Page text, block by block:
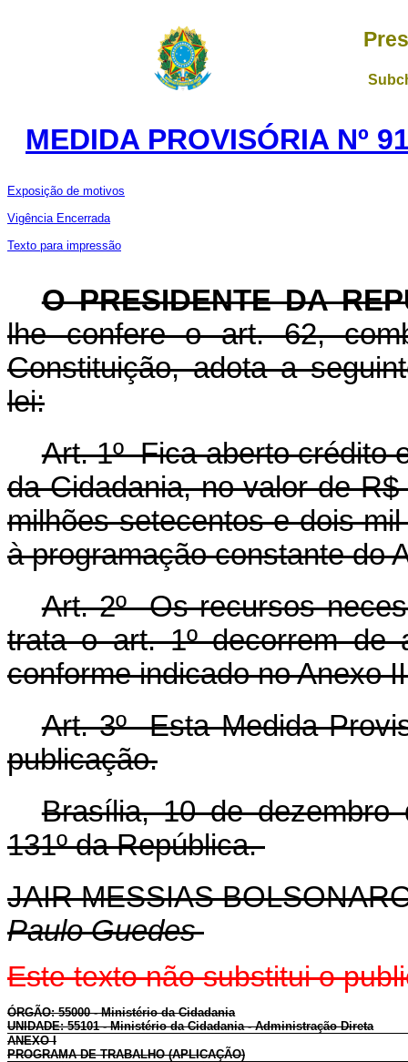
MEDIDA PROVISÓRIA Nº
Exposição de motivos
Vigência Encerrada
Texto para impressão
O PRESIDENTE DA
lhe confere o art. 62,
Constituição, adota a
lei:
Art. 1º Fica aberto crédito
da Cidadania, no valor de
milhões setecentos e dois
à programação constante do
Art. 2º Os recursos
trata o art. 1º decorrem de
conforme indicado no Anexo
Art. 3º Esta Medida
publicação.
Brasília, 10 de dezembro
131º da República.
JAIR MESSIAS
Paulo Guedes
Este texto não substitui o
ÓRGÃO: 55000 - Ministério da Cidadania
UNIDADE: 55101 - Ministério da Cidadania - Administração Direta
ANEXO I
PROGRAMA DE TRABALHO (APLICAÇÃO)